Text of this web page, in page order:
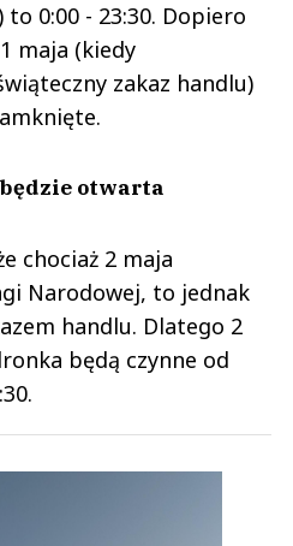
0:00 - 23:30. Dopiero
maja (kiedy
zakaz handlu)
otwarta
chociaż 2 maja
Narodowej, to jednak
handlu. Dlatego 2
będą czynne od